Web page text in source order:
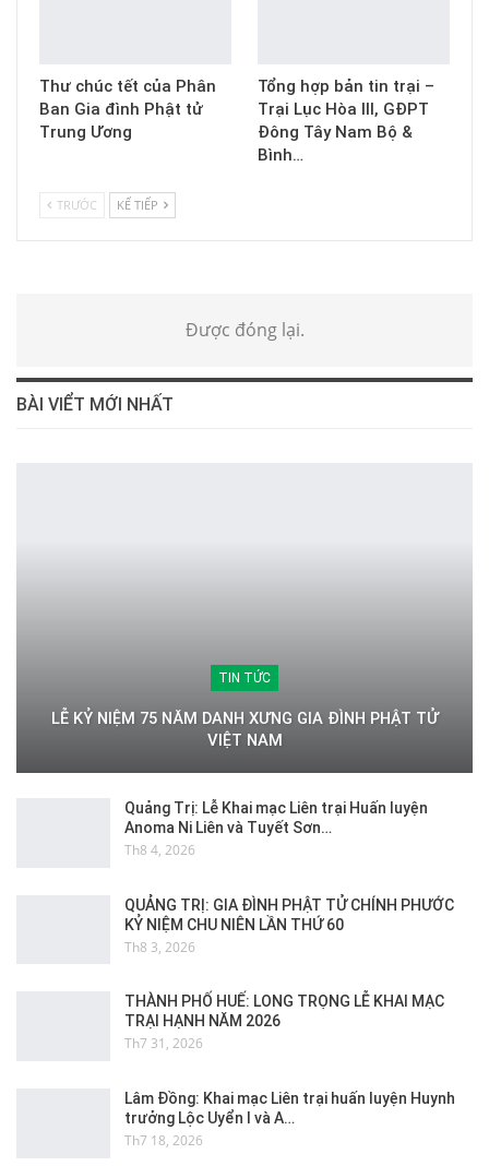
Thư chúc tết của Phân
Ban Gia đình Phật tử
Trung Ương
Tổng hợp bản tin trại –
Trại Lục Hòa III, GĐPT
Đông Tây Nam Bộ &
Bình…
TRƯỚC KẾ TIẾP
Được đóng lại.
BÀI VIỂT MỚI NHẤT
TIN TỨC
LỄ KỶ NIỆM 75 NĂM DANH XƯNG GIA ĐÌNH PHẬT TỬ
VIỆT NAM
Quảng Trị: Lễ Khai mạc Liên trại Huấn luyện
Anoma Ni Liên và Tuyết Sơn…
Th8 4, 2026
QUẢNG TRỊ: GIA ĐÌNH PHẬT TỬ CHÍNH PHƯỚC
KỶ NIỆM CHU NIÊN LẦN THỨ 60
Th8 3, 2026
THÀNH PHỐ HUẾ: LONG TRỌNG LỄ KHAI MẠC
TRẠI HẠNH NĂM 2026
Th7 31, 2026
Lâm Đồng: Khai mạc Liên trại huấn luyện Huynh
trưởng Lộc Uyển I và A…
Th7 18, 2026